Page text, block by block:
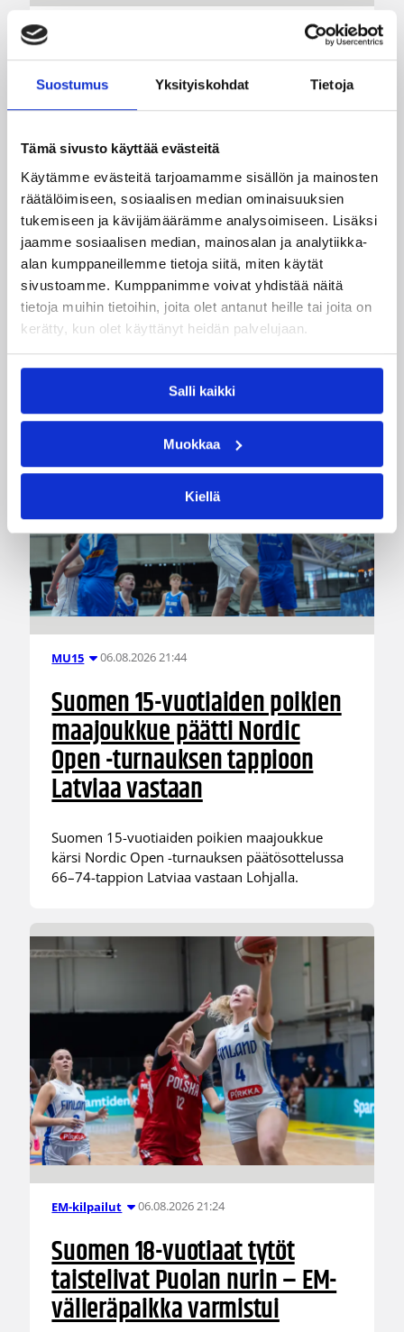
Suostumus Yksityiskohdat Tietoja
Tämä sivusto käyttää evästeitä
Käytämme evästeitä tarjoamamme sisällön ja mainosten
räätälöimiseen, sosiaalisen median ominaisuuksien
tukemiseen ja kävijämäärämme analysoimiseen. Lisäksi
jaamme sosiaalisen median, mainosalan ja analytiikka-
alan kumppaneillemme tietoja siitä, miten käytät
sivustoamme. Kumppanimme voivat yhdistää näitä
tietoja muihin tietoihin, joita olet antanut heille tai joita on
kerätty, kun olet käyttänyt heidän palvelujaan.
Salli kaikki
Muokkaa
Kiellä
Susiladiesin puolustus rautaa
Tukholmassa –
harvinaislaatuinen voitto
Liettuasta
Susiladies nappasi harvinaislaatuisen voiton
Liettuasta Tukholmassa pelatussa maaottelussa.
Susiladies voitti vakuuttavasti Liettuan 81-70
(48-36) Elina Aarnisalon 22 pisteen
johdattamana. Suomi pelaa Tukholmassa vielä
toisen ottelun, kun huomenna vastaan tulee
Ruotsi.
MU15 06.08.2026 21:44
Suomen 15-vuotiaiden poikien
maajoukkue päätti Nordic
Open -turnauksen tappioon
Latviaa vastaan
Suomen 15-vuotiaiden poikien maajoukkue
kärsi Nordic Open -turnauksen päätösottelussa
66–74-tappion Latviaa vastaan Lohjalla.
EM-kilpailut 06.08.2026 21:24
Suomen 18-vuotiaat tytöt
taistelivat Puolan nurin – EM-
välieräpaikka varmistui